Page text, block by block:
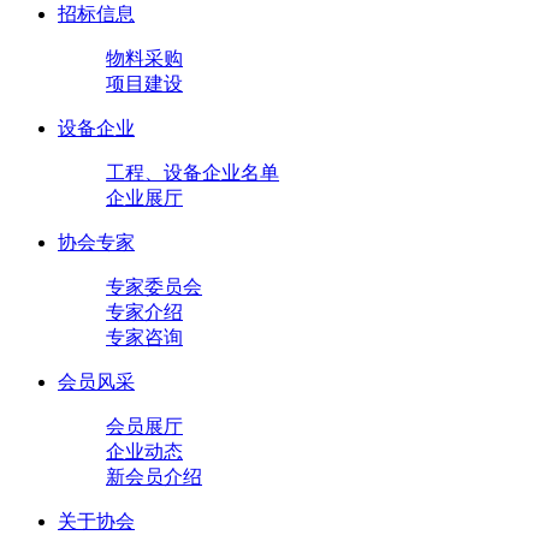
招标信息
物料采购
项目建设
设备企业
工程、设备企业名单
企业展厅
协会专家
专家委员会
专家介绍
专家咨询
会员风采
会员展厅
企业动态
新会员介绍
关于协会